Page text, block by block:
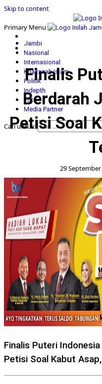
Skip to content
Primary Menu
Jambi
Nasional
Internasional
Khazanah Islam
Politik
Indepth
Foto
Media Partner
Cari untuk:
Finalis
Berdarah
Petisi Soal
29 September
Finalis Puteri
Petisi Soal Kabut